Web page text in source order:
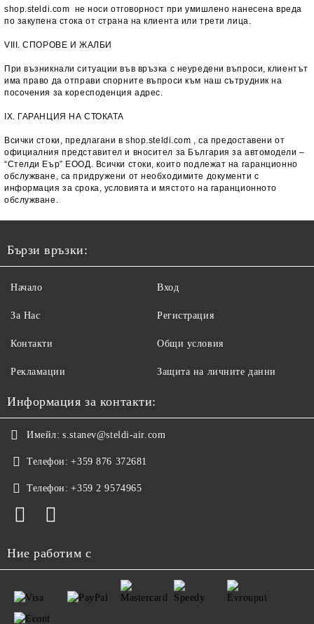
shop.steldi.com не носи отговорност при умишлено нанесена вреда
по закупена стока от страна на клиента или трети лица.
VIII. СПОРОВЕ И ЖАЛБИ
При възникнали ситуации във връзка с неуредени въпроси, клиентът
има право да отправи спорните въпроси към наш сътрудник на
посочения за коресподенция адрес.
IX. ГАРАНЦИЯ НА СТОКАТА
Всички стоки, предлагани в shop.steldi.com , са предоставени от
официалния представител и вносител за България за автомодели –
“Стелди Еър” ЕООД. Всички стоки, които подлежат на гаранционно
обслужване, са придружени от необходимите документи с
информация за срока, условията и мястото на гаранционното
обслужване.
Бързи връзки:
Начало
За Нас
Контакти
Рекламации
Вход
Регистрация
Общи условия
Защита на личните данни
Информация за контакти:
Имейл: s.stanev@steldi-air.com
Телефон: +359 876 372681
Телефон: +359 2 9574965
Ние работим с